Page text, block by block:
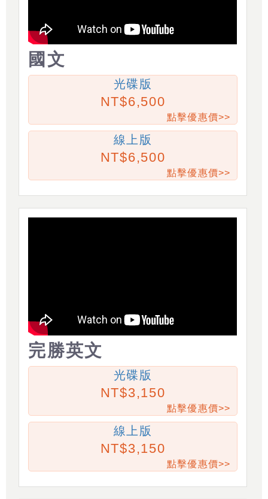
國文
光碟版
6,500
點擊優惠價>>
線上版
6,500
點擊優惠價>>
完勝英文
光碟版
3,150
點擊優惠價>>
線上版
3,150
點擊優惠價>>